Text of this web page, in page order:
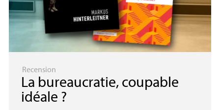
Recension
La bureaucratie, coupable
idéale ?